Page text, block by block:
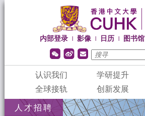
内部登录 影像 日历 图书馆
认识我们 学研提升
全球接轨
创新发展
人才招聘